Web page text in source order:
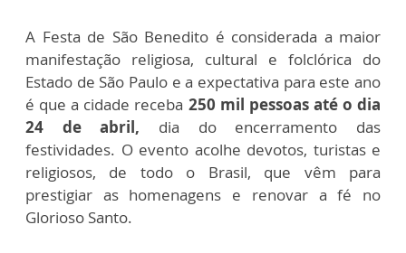
A Festa de São Benedito é considerada a maior
manifestação religiosa, cultural e folclórica do
Estado de São Paulo e a expectativa para este ano
é que a cidade receba 250 mil pessoas até o dia
24 de abril, dia do encerramento das
festividades. O evento acolhe devotos, turistas e
religiosos, de todo o Brasil, que vêm para
prestigiar as homenagens e renovar a fé no
Glorioso Santo.